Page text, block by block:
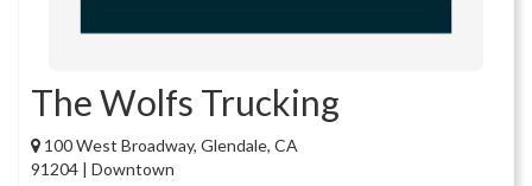
The Wolfs Trucking
100 West Broadway, Glendale, CA
91204 | Downtown